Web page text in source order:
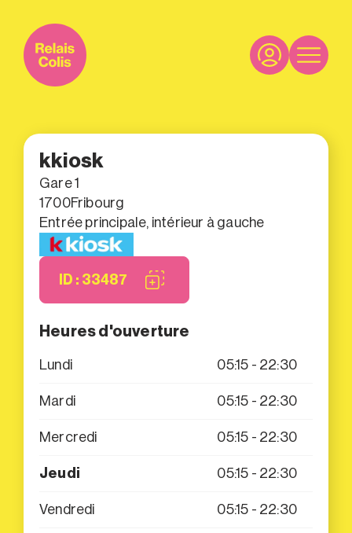
kkiosk
Gare 1
1700Fribourg
Entrée principale, intérieur à gauche
ID : 33487
Heures d'ouverture
Lundi 05:15 - 22:30
Mardi 05:15 - 22:30
Mercredi 05:15 - 22:30
Jeudi 05:15 - 22:30
Vendredi 05:15 - 22:30